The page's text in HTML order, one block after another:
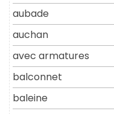
aubade
auchan
avec armatures
balconnet
baleine